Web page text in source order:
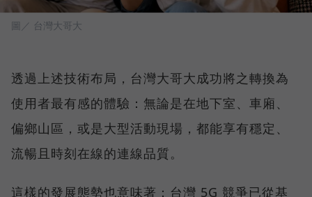
圖／ 台灣大哥大
透過上述技術布局，台灣大哥大成功將之轉換為
使用者最有感的體驗：無論是在地下室、車廂、
偏鄉山區，或是大型活動現場，都能享有穩定、
流暢且時刻在線的連線品質。
這樣的發展態勢也意味著：台灣 5G 競爭已從基